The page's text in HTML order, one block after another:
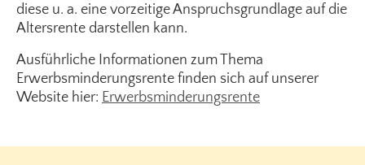
diese u. a. eine vorzeitige Anspruchsgrundlage auf die
Altersrente darstellen kann.
Ausführliche Informationen zum Thema
Erwerbsminderungsrente finden sich auf unserer
Website hier: Erwerbsminderungsrente